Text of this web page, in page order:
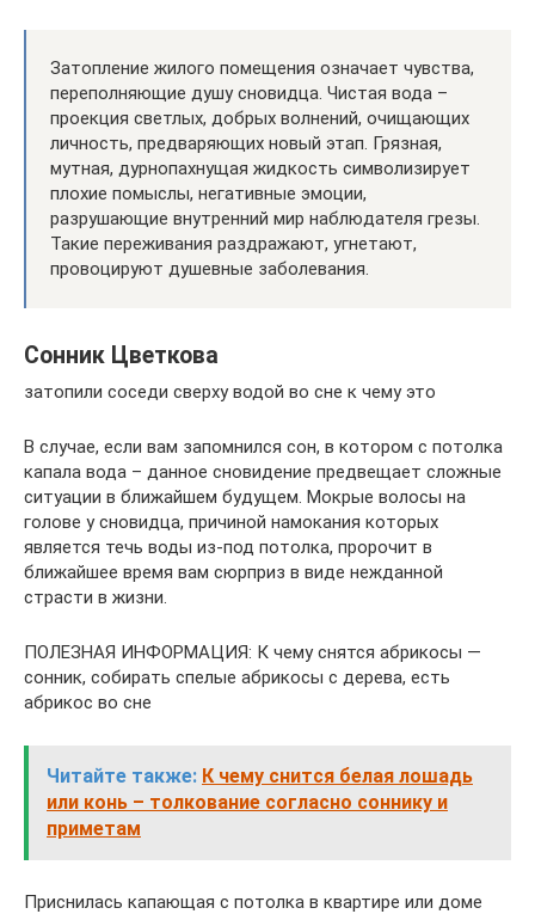
Затопление жилого помещения означает чувства,
переполняющие душу сновидца. Чистая вода –
проекция светлых, добрых волнений, очищающих
личность, предваряющих новый этап. Грязная,
мутная, дурнопахнущая жидкость символизирует
плохие помыслы, негативные эмоции,
разрушающие внутренний мир наблюдателя грезы.
Такие переживания раздражают, угнетают,
провоцируют душевные заболевания.
Сонник Цветкова
затопили соседи сверху водой во сне к чему это
В случае, если вам запомнился сон, в котором с потолка
капала вода – данное сновидение предвещает сложные
ситуации в ближайшем будущем. Мокрые волосы на
голове у сновидца, причиной намокания которых
является течь воды из-под потолка, пророчит в
ближайшее время вам сюрприз в виде нежданной
страсти в жизни.
ПОЛЕЗНАЯ ИНФОРМАЦИЯ: К чему снятся абрикосы —
сонник, собирать спелые абрикосы с дерева, есть
абрикос во сне
Читайте также: К чему снится белая лошадь
или конь – толкование согласно соннику и
приметам
Приснилась капающая с потолка в квартире или доме